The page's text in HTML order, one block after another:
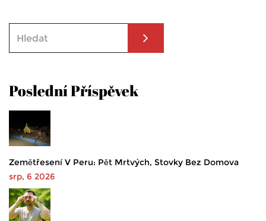
Poslední Příspěvek
Zemětřesení V Peru: Pět Mrtvých, Stovky Bez Domova
srp, 6 2026